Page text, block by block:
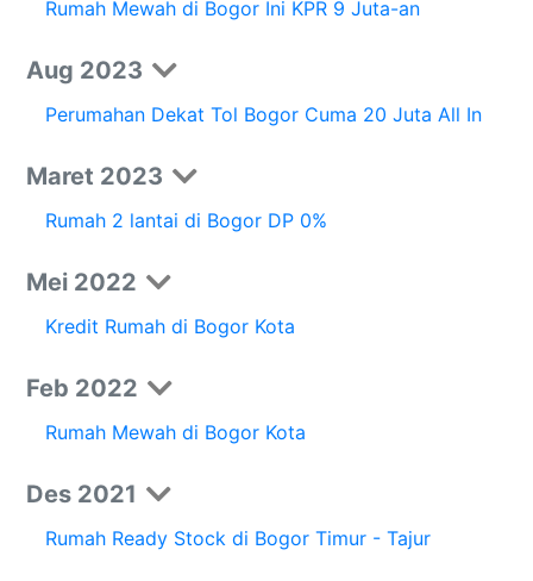
Rumah Mewah di Bogor Ini KPR 9 Juta-an
Aug 2023
Perumahan Dekat Tol Bogor Cuma 20 Juta All In
Maret 2023
Rumah 2 lantai di Bogor DP 0%
Mei 2022
Kredit Rumah di Bogor Kota
Feb 2022
Rumah Mewah di Bogor Kota
Des 2021
Rumah Ready Stock di Bogor Timur - Tajur